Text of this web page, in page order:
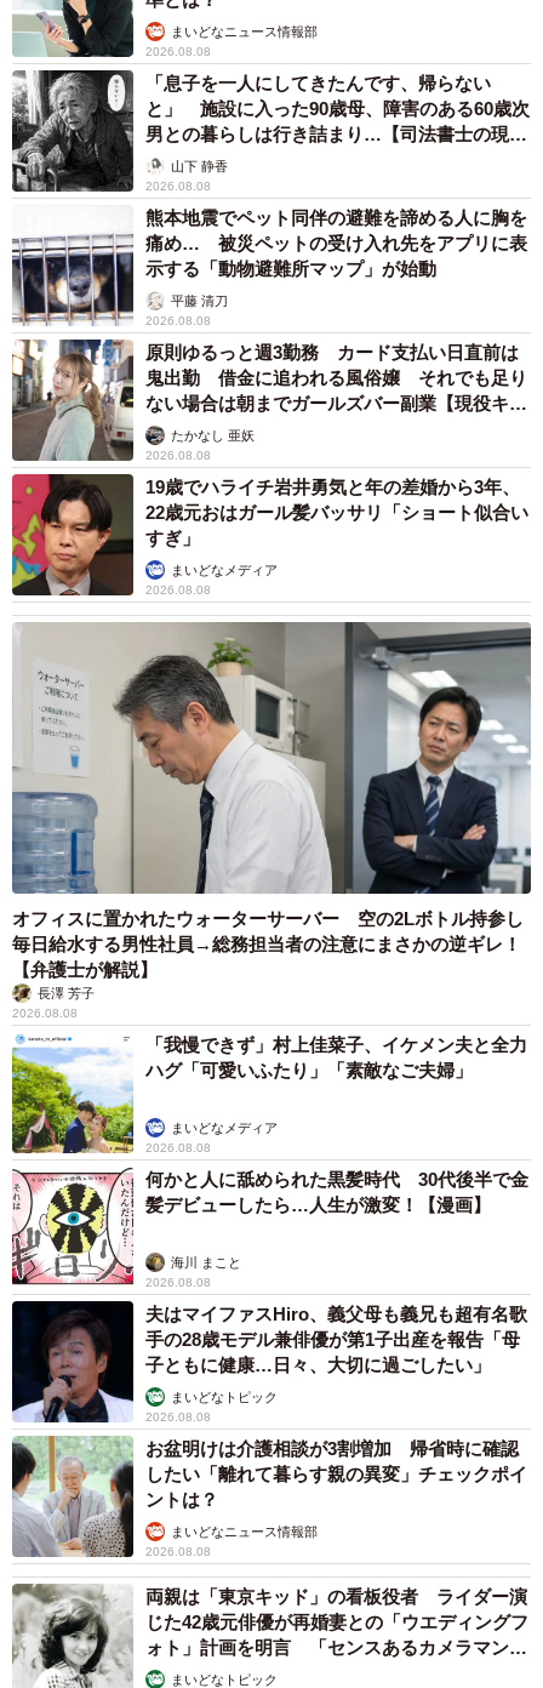
まいどなニュース情報部
2026.08.08
「息子を一人にしてきたんです、帰らない
と」 施設に入った90歳母、障害のある60歳次
男との暮らしは行き詰まり…【司法書士の現場
から】山下 静香
2026.08.08
熊本地震でペット同伴の避難を諦める人に胸を
痛め… 被災ペットの受け入れ先をアプリに表
示する「動物避難所マップ」が始動
平藤 清刀
2026.08.08
原則ゆるっと週3勤務 カード支払い日直前は
鬼出勤 借金に追われる風俗嬢 それでも足り
ない場合は朝までガールズバー副業【現役キャ
ストに取材】
たかなし 亜妖
2026.08.08
19歳でハライチ岩井勇気と年の差婚から3年、
22歳元おはガール髪バッサリ「ショート似合い
すぎ」
まいどなメディア
2026.08.08
オフィスに置かれたウォーターサーバー 空の2Lボトル持参し
毎日給水する男性社員→総務担当者の注意にまさかの逆ギレ！
【弁護士が解説】
長澤 芳子
2026.08.08
「我慢できず」村上佳菜子、イケメン夫と全力
ハグ「可愛いふたり」「素敵なご夫婦」
まいどなメディア
2026.08.08
何かと人に舐められた黒髪時代 30代後半で金
髪デビューしたら…人生が激変！【漫画】
海川 まこと
2026.08.08
夫はマイファスHiro、義父母も義兄も超有名歌
手の28歳モデル兼俳優が第1子出産を報告「母
子ともに健康…日々、大切に過ごしたい」
まいどなトピック
2026.08.08
お盆明けは介護相談が3割増加 帰省時に確認
したい「離れて暮らす親の異変」チェックポイ
ントは？
まいどなニュース情報部
2026.08.08
両親は「東京キッド」の看板役者 ライダー演
じた42歳元俳優が再婚妻との「ウエディングフ
ォト」計画を明言 「センスあるカメラマン求
む」まいどなトピック